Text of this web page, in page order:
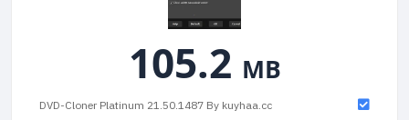
105.2 MB
DVD-Cloner Platinum 21.50.1487 By kuyhaa.cc